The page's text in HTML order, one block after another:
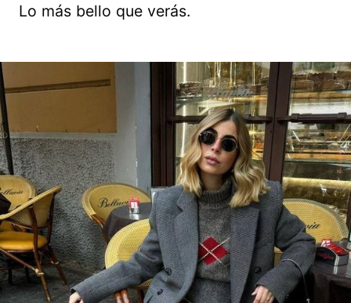
Lo más bello que verás.